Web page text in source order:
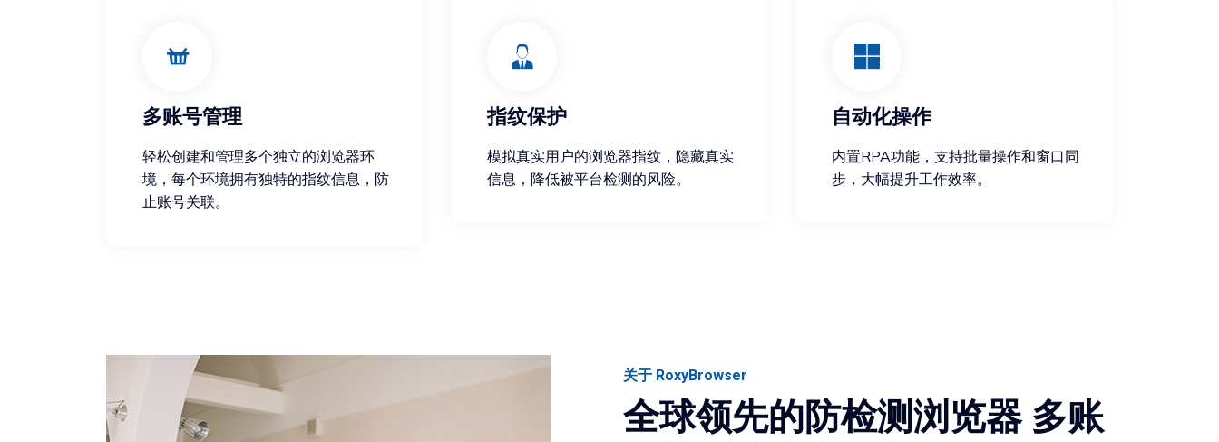
多账号管理
轻松创建和管理多个独立的浏览器环
境，每个环境拥有独特的指纹信息，防
止账号关联。
指纹保护
模拟真实用户的浏览器指纹，隐藏真实
信息，降低被平台检测的风险。
自动化操作
内置RPA功能，支持批量操作和窗口同
步，大幅提升工作效率。
关于 RoxyBrowser
全球领先的防检测浏览器 多账